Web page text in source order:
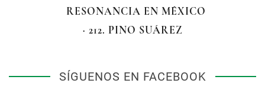
RESONANCIA EN MÉXICO
· 212. PINO SUÁREZ
SÍGUENOS EN FACEBOOK